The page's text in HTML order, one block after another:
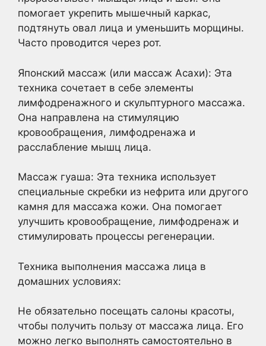
помогает укрепить мышечный каркас,
подтянуть овал лица и уменьшить морщины.
Часто проводится через рот.
Японский массаж (или массаж Асахи): Эта
техника сочетает в себе элементы
лимфодренажного и скульптурного массажа.
Она направлена на стимуляцию
кровообращения, лимфодренажа и
расслабление мышц лица.
Массаж гуаша: Эта техника использует
специальные скребки из нефрита или другого
камня для массажа кожи. Она помогает
улучшить кровообращение, лимфодренаж и
стимулировать процессы регенерации.
Техника выполнения массажа лица в
домашних условиях:
Не обязательно посещать салоны красоты,
чтобы получить пользу от массажа лица. Его
можно легко выполнять самостоятельно в